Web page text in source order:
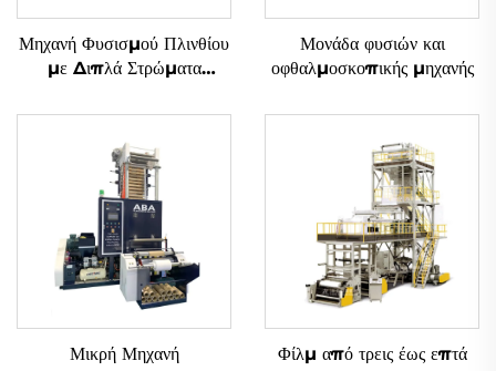
Μηχανή Φυσισμού Πλινθίου
με Διπλά Στρώματα
και Γυριστής Κεφαλής
Μονάδα φυσιών και
οφθαλμοσκοπικής μηχανής
Μικρή Μηχανή
Φίλμ από τρεις έως επτά